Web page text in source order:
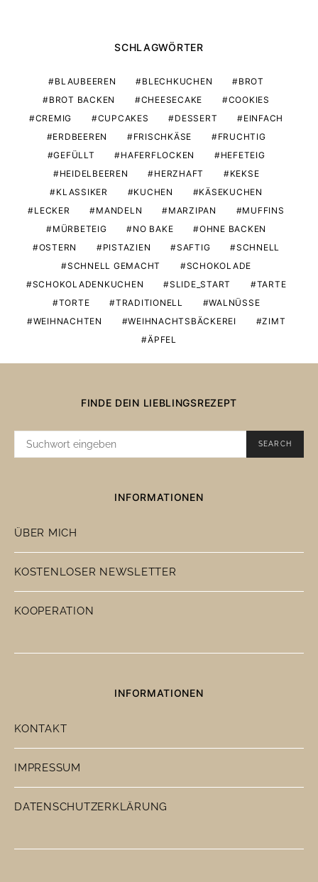
SCHLAGWÖRTER
BLAUBEEREN BLECHKUCHEN
BROT
BROT BACKEN
CHEESECAKE
COOKIES
CREMIG
CUPCAKES DESSERT
EINFACH
ERDBEEREN
FRISCHKÄSE
FRUCHTIG
GEFÜLLT
HAFERFLOCKEN
HEFETEIG
HEIDELBEEREN
HERZHAFT
KEKSE
KLASSIKER
KUCHEN
KÄSEKUCHEN
LECKER
MANDELN MARZIPAN
MUFFINS
MÜRBETEIG
NO BAKE
OHNE BACKEN
OSTERN
PISTAZIEN SAFTIG
SCHNELL
SCHNELL GEMACHT
SCHOKOLADE
SCHOKOLADENKUCHEN
SLIDE_START
TARTE
TORTE
TRADITIONELL
WALNÜSSE
WEIHNACHTEN
WEIHNACHTSBÄCKEREI
ZIMT
ÄPFEL
FINDE DEIN LIEBLINGSREZEPT
SUCHE
SEARCH
INFORMATIONEN
ÜBER MICH
KOSTENLOSER NEWSLETTER
KOOPERATION
INFORMATIONEN
KONTAKT
IMPRESSUM
DATENSCHUTZERKLÄRUNG